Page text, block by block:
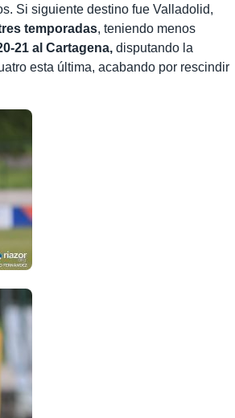
Si siguiente destino fue Valladolid,
temporadas, teniendo menos
21 al Cartagena, disputando la
esta última, acabando por rescindir